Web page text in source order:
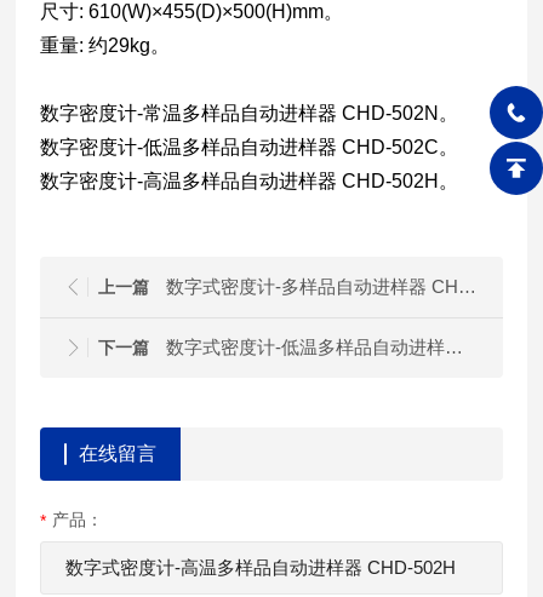
尺寸: 610(W)×455(D)×500(H)mm。
重量: 约29kg。
数字密度计-常温多样品自动进样器 CHD-502N。
数字密度计-低温多样品自动进样器 CHD-502C。
数字密度计-高温多样品自动进样器 CHD-502H。
上一篇 数字式密度计-多样品自动进样器 CHD-502N
下一篇 数字式密度计-低温多样品自动进样器 CHD-502C
在线留言
产品：